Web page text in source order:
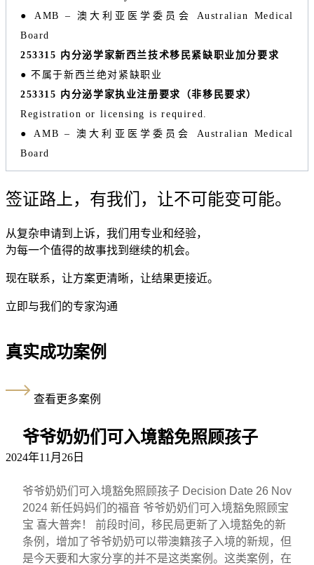
● AMB – 澳大利亚医学委员会 Australian Medical
Board
253315 内分泌学家新西兰技术移民紧缺职业加分要求
● 不属于新西兰绝对紧缺职业
253315 内分泌学家执业注册要求（非移民要求）
Registration or licensing is required.
● AMB – 澳大利亚医学委员会 Australian Medical
Board
签证路上，有我们，让不可能变可能。
从复杂申请到上诉，我们用专业和经验，
为每一个值得的故事找到继续的机会。
现在联系，让方案更清晰，让结果更接近。
立即与我们的专家沟通
真实成功案例
查看更多案例
爷爷奶奶们可入境豁免照顾孩子
2024年11月26日
爷爷奶奶们可入境豁免照顾孩子 Decision Date 26 Nov
2024 新任妈妈们的福音 爷爷奶奶们可入境豁免照顾宝
宝 喜大普奔！ 前段时间，移民局更新了入境豁免的新
条例，增加了爷爷奶奶可以带澳籍孩子入境的新规，但
是今天要和大家分享的并不是这类案例。这类案例，在